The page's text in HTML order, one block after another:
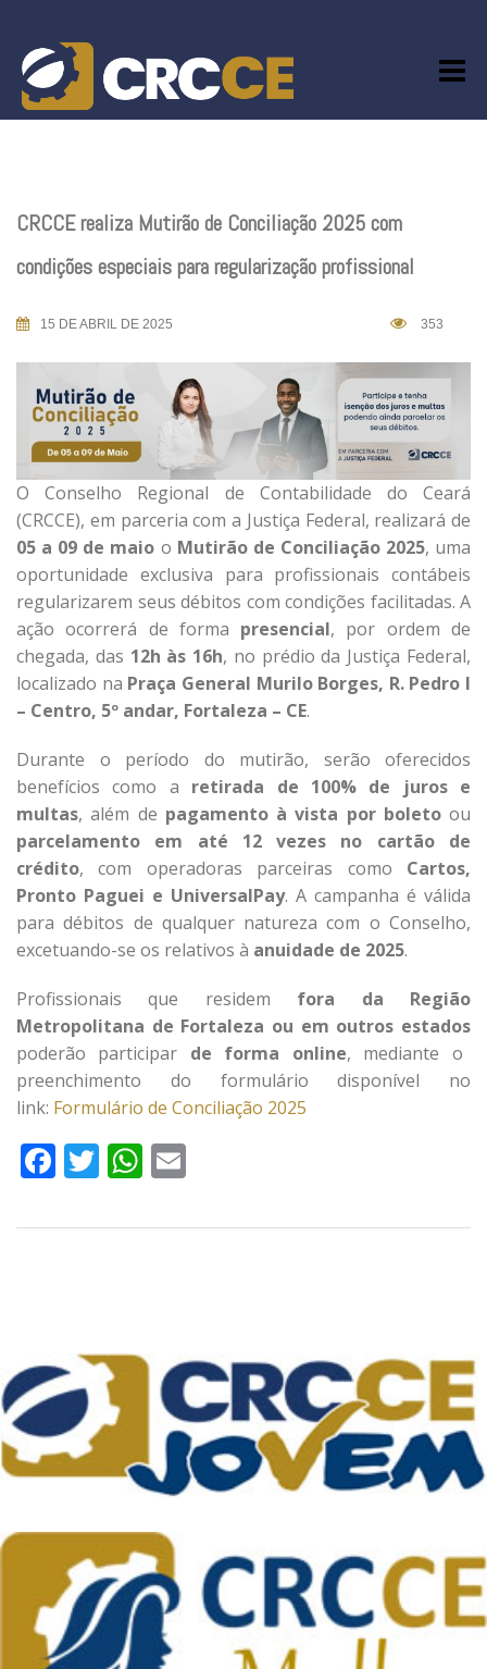
content
CRCCE realiza Mutirão de Conciliação 2025 com
condições especiais para regularização profissional
15 DE ABRIL DE 2025 353
O Conselho Regional de Contabilidade do Ceará
(CRCCE), em parceria com a Justiça Federal, realizará de
05 a 09 de maio o Mutirão de Conciliação 2025, uma
oportunidade exclusiva para profissionais contábeis
regularizarem seus débitos com condições facilitadas. A
ação ocorrerá de forma presencial, por ordem de
chegada, das 12h às 16h, no prédio da Justiça Federal,
localizado na Praça General Murilo Borges, R. Pedro I
– Centro, 5º andar, Fortaleza – CE.
Durante o período do mutirão, serão oferecidos
benefícios como a retirada de 100% de juros e
multas, além de pagamento à vista por boletoou
parcelamento em até 12 vezes no cartão de
crédito, com operadoras parceiras como Cartos,
Pronto Paguei e UniversalPay. A campanha é válida
para débitos de qualquer natureza com o Conselho,
excetuando-se os relativos à anuidade de 2025.
Profissionais que residem fora da Região
Metropolitana de Fortaleza ou em outros estados
poderão participar de forma online, mediante o
preenchimento do formulário disponível no
link: Formulário de Conciliação 2025
Facebook
TwitterWhatsApp